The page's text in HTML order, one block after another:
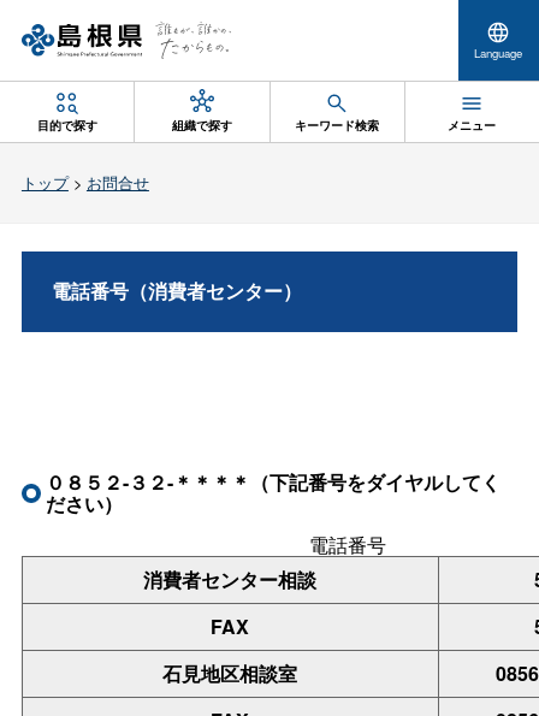
Language
目的で探す 組織で探す キーワード検索 メニュー
トップ> お問合せ
電話番号（消費者センター）
０８５２-３２-＊＊＊＊（下記番号をダイヤルしてく
ださい）
電話番号
消費者センター相談
FAX
石見地区相談室